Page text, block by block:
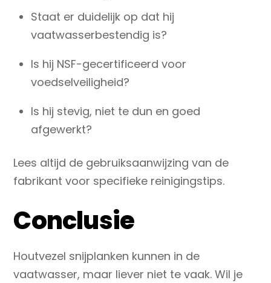
Staat er duidelijk op dat hij
vaatwasserbestendig is?
Is hij NSF-gecertificeerd voor
voedselveiligheid?
Is hij stevig, niet te dun en goed
afgewerkt?
Lees altijd de gebruiksaanwijzing van de
fabrikant voor specifieke reinigingstips.
Conclusie
Houtvezel snijplanken kunnen in de
vaatwasser, maar liever niet te vaak. Wil je